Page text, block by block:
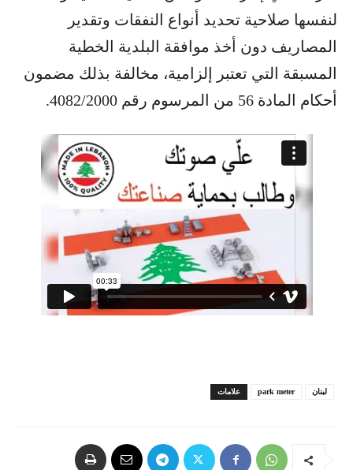
لنفسها صلاحية تحديد أنواع النفقات وتقدير
المصاريف دون أخذ موافقة البلدية الخطية
المسبقة التي تعتبر إلزامية، مخالفة بذلك مضمون
أحكام المادة 56 من المرسوم رقم 4082/2000.
علامات park meter لبنان